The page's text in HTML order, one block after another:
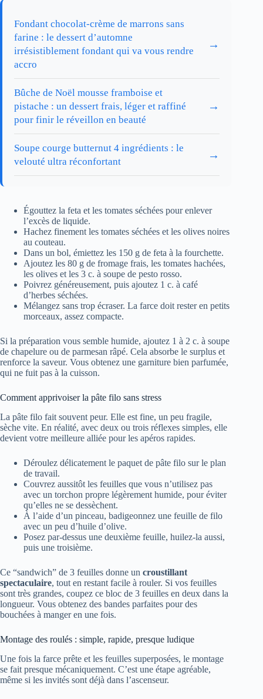
Fondant chocolat-crème de marrons sans
farine : le dessert d’automne
irrésistiblement fondant qui va vous rendre
accro
→
Bûche de Noël mousse framboise et
pistache : un dessert frais, léger et raffiné
pour finir le réveillon en beauté
→
Soupe courge butternut 4 ingrédients : le
velouté ultra réconfortant
→
Égouttez la feta et les tomates séchées pour enlever
l’excès de liquide.
Hachez finement les tomates séchées et les olives noires
au couteau.
Dans un bol, émiettez les 150 g de feta à la fourchette.
Ajoutez les 80 g de fromage frais, les tomates hachées,
les olives et les 3 c. à soupe de pesto rosso.
Poivrez généreusement, puis ajoutez 1 c. à café
d’herbes séchées.
Mélangez sans trop écraser. La farce doit rester en petits
morceaux, assez compacte.
Si la préparation vous semble humide, ajoutez 1 à 2 c. à soupe
de chapelure ou de parmesan râpé. Cela absorbe le surplus et
renforce la saveur. Vous obtenez une garniture bien parfumée,
qui ne fuit pas à la cuisson.
Comment apprivoiser la pâte filo sans stress
La pâte filo fait souvent peur. Elle est fine, un peu fragile,
sèche vite. En réalité, avec deux ou trois réflexes simples, elle
devient votre meilleure alliée pour les apéros rapides.
Déroulez délicatement le paquet de pâte filo sur le plan
de travail.
Couvrez aussitôt les feuilles que vous n’utilisez pas
avec un torchon propre légèrement humide, pour éviter
qu’elles ne se dessèchent.
À l’aide d’un pinceau, badigeonnez une feuille de filo
avec un peu d’huile d’olive.
Posez par-dessus une deuxième feuille, huilez-la aussi,
puis une troisième.
Ce “sandwich” de 3 feuilles donne un croustillant
spectaculaire, tout en restant facile à rouler. Si vos feuilles
sont très grandes, coupez ce bloc de 3 feuilles en deux dans la
longueur. Vous obtenez des bandes parfaites pour des
bouchées à manger en une fois.
Montage des roulés : simple, rapide, presque ludique
Une fois la farce prête et les feuilles superposées, le montage
se fait presque mécaniquement. C’est une étape agréable,
même si les invités sont déjà dans l’ascenseur.